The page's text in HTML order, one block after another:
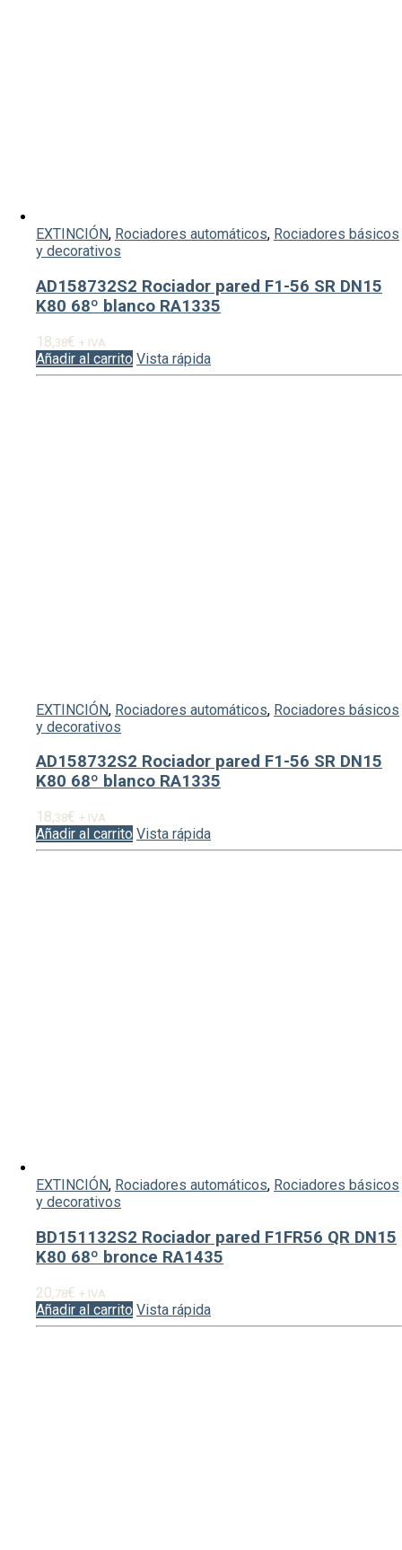
EXTINCIÓN, Rociadores automáticos, Rociadores básicos
y decorativos
AD158732S2 Rociador pared F1-56 SR DN15
K80 68º blanco RA1335
18,38€ + IVA
Añadir al carrito Vista rápida
EXTINCIÓN, Rociadores automáticos, Rociadores básicos
y decorativos
AD158732S2 Rociador pared F1-56 SR DN15
K80 68º blanco RA1335
18,38€ + IVA
Añadir al carrito Vista rápida
EXTINCIÓN, Rociadores automáticos, Rociadores básicos
y decorativos
BD151132S2 Rociador pared F1FR56 QR DN15
K80 68º bronce RA1435
20,78€ + IVA
Añadir al carrito Vista rápida